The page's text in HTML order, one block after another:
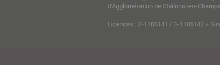
d’Agglomération de Châlons-en-
Licences : 2-1106141 / 3-1106142 >